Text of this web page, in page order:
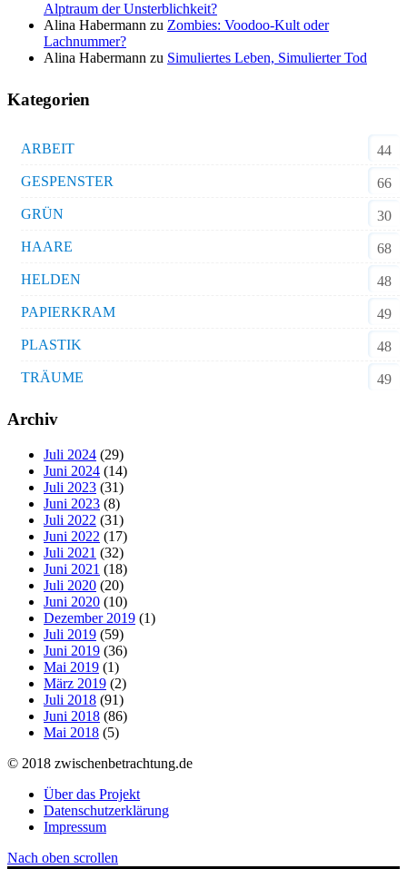
Alptraum der Unsterblichkeit?
Alina Habermann zu Zombies: Voodoo-Kult oder
Lachnummer?
Alina Habermann zu Simuliertes Leben, Simulierter Tod
Kategorien
ARBEIT
44
GESPENSTER
66
GRÜN
30
HAARE
68
HELDEN
48
PAPIERKRAM
49
PLASTIK
48
TRÄUME
49
Archiv
Juli 2024 (29)
Juni 2024 (14)
Juli 2023 (31)
Juni 2023 (8)
Juli 2022 (31)
Juni 2022 (17)
Juli 2021 (32)
Juni 2021 (18)
Juli 2020 (20)
Juni 2020 (10)
Dezember 2019 (1)
Juli 2019 (59)
Juni 2019 (36)
Mai 2019 (1)
März 2019 (2)
Juli 2018 (91)
Juni 2018 (86)
Mai 2018 (5)
© 2018 zwischenbetrachtung.de
Über das Projekt
Datenschutzerklärung
Impressum
Nach oben scrollen